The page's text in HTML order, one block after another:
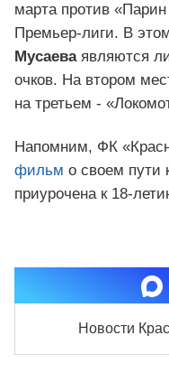
марта против
Премьер-лиги. В
Мусаева являются
очков. На втором
на третьем -
Напомним, ФК
фильм о своем пути
приурочена к 18-
Новости